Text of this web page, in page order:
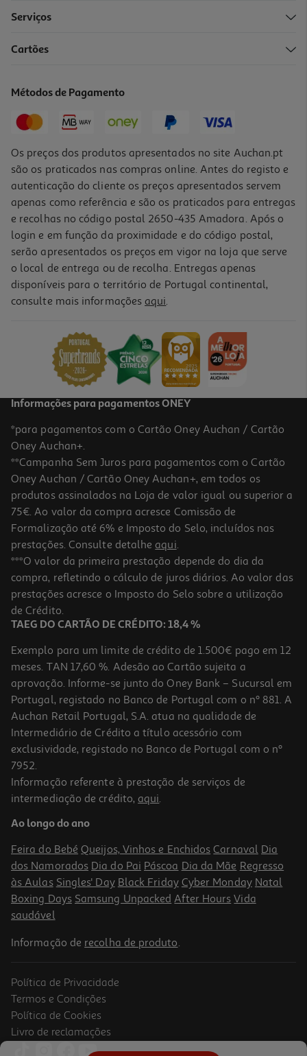
Robot De Cozinha Qilive Q.5681 6 Funções 2.1l
37,99 €
4.8
Picadora Qilive Q.5132 500 W 1 L
24.99 €/un
24,99 €
Mini Ferro A Vapor 2 Em 1 Qilive Q.5269 1500 W
16.99 €/un
16,99 €
Serviços
Cartões
Métodos de Pagamento
Os preços dos produtos apresentados no site Auchan.pt
são os praticados nas compras online. Antes do registo e
autenticação do cliente os preços apresentados servem
apenas como referência e são os praticados para entregas
e recolhas no código postal 2650-435 Amadora. Após o
login e em função da proximidade e do código postal,
serão apresentados os preços em vigor na loja que serve
o local de entrega ou de recolha. Entregas apenas
disponíveis para o território de Portugal continental,
consulte mais informações aqui.
Informações para pagamentos ONEY
*para pagamentos com o Cartão Oney Auchan / Cartão
Oney Auchan+.
**Campanha Sem Juros para pagamentos com o Cartão
Oney Auchan / Cartão Oney Auchan+, em todos os
produtos assinalados na Loja de valor igual ou superior a
75€. Ao valor da compra acresce Comissão de
Formalização até 6% e Imposto do Selo, incluídos nas
prestações. Consulte detalhe aqui.
***O valor da primeira prestação depende do dia da
compra, refletindo o cálculo de juros diários. Ao valor das
prestações acresce o Imposto do Selo sobre a utilização
de Crédito.
TAEG DO CARTÃO DE CRÉDITO: 18,4 %
Exemplo para um limite de crédito de 1.500€ pago em 12
meses. TAN 17,60 %. Adesão ao Cartão sujeita a
aprovação. Informe-se junto do Oney Bank – Sucursal em
Portugal, registado no Banco de Portugal com o nº 881. A
Auchan Retail Portugal, S.A. atua na qualidade de
Intermediário de Crédito a título acessório com
exclusividade, registado no Banco de Portugal com o nº
7952.
Informação referente à prestação de serviços de
intermediação de crédito, aqui.
Ao longo do ano
Feira do Bebé Queijos, Vinhos e Enchidos Carnaval Dia
dos Namorados Dia do Pai Páscoa Dia da Mãe Regresso
às Aulas Singles' Day Black Friday Cyber Monday Natal
Boxing Days Samsung Unpacked After Hours Vida
saudável
Informação de recolha de produto.
Política de Privacidade
Termos e Condições
Política de Cookies
Livro de reclamações